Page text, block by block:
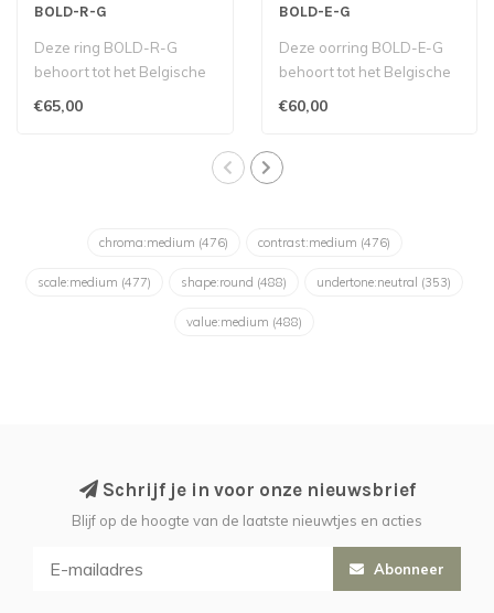
BOLD-R-G
Deze ring BOLD-R-G
behoort tot het Belgische
€65,00
BOLD-E-G
Deze oorring BOLD-E-G
behoort tot het Belgische
€60,00
chroma:medium (476) contrast:medium (476)
scale:medium (477) shape:round (488) undertone:neutral (353)
value:medium (488)
Schrijf je in voor onze nieuwsbrief
Blijf op de hoogte van de laatste nieuwtjes en acties
Abonneer